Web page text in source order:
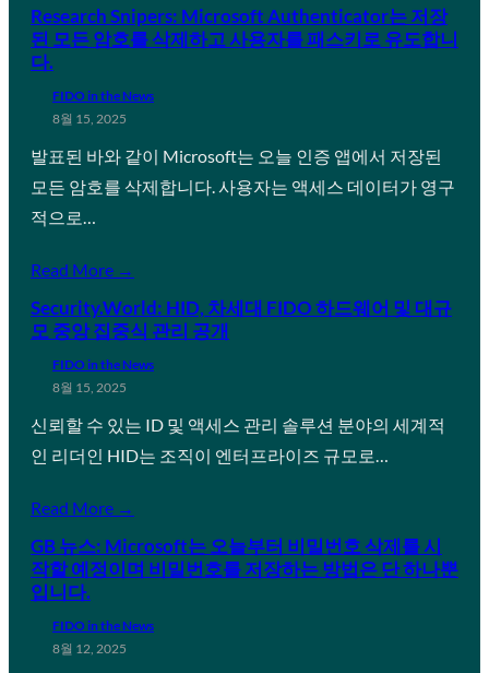
Research Snipers: Microsoft Authenticator는 저장
된 모든 암호를 삭제하고 사용자를 패스키로 유도합니
다.
FIDO in the News
8월 15, 2025
발표된 바와 같이 Microsoft는 오늘 인증 앱에서 저장된
모든 암호를 삭제합니다. 사용자는 액세스 데이터가 영구
적으로…
Read More →
Security.World: HID, 차세대 FIDO 하드웨어 및 대규
모 중앙 집중식 관리 공개
FIDO in the News
8월 15, 2025
신뢰할 수 있는 ID 및 액세스 관리 솔루션 분야의 세계적
인 리더인 HID는 조직이 엔터프라이즈 규모로…
Read More →
GB 뉴스: Microsoft는 오늘부터 비밀번호 삭제를 시
작할 예정이며 비밀번호를 저장하는 방법은 단 하나뿐
입니다.
FIDO in the News
8월 12, 2025